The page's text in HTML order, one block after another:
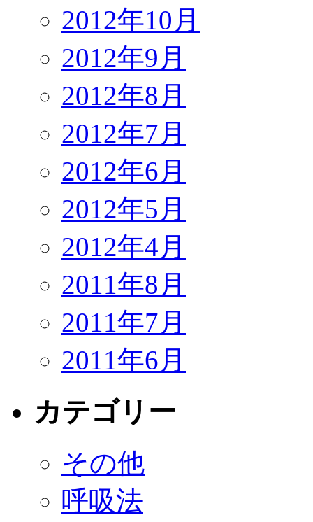
2012年10月
2012年9月
2012年8月
2012年7月
2012年6月
2012年5月
2012年4月
2011年8月
2011年7月
2011年6月
カテゴリー
その他
呼吸法